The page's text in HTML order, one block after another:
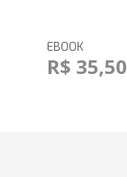
EBOOK
R$ 35,50